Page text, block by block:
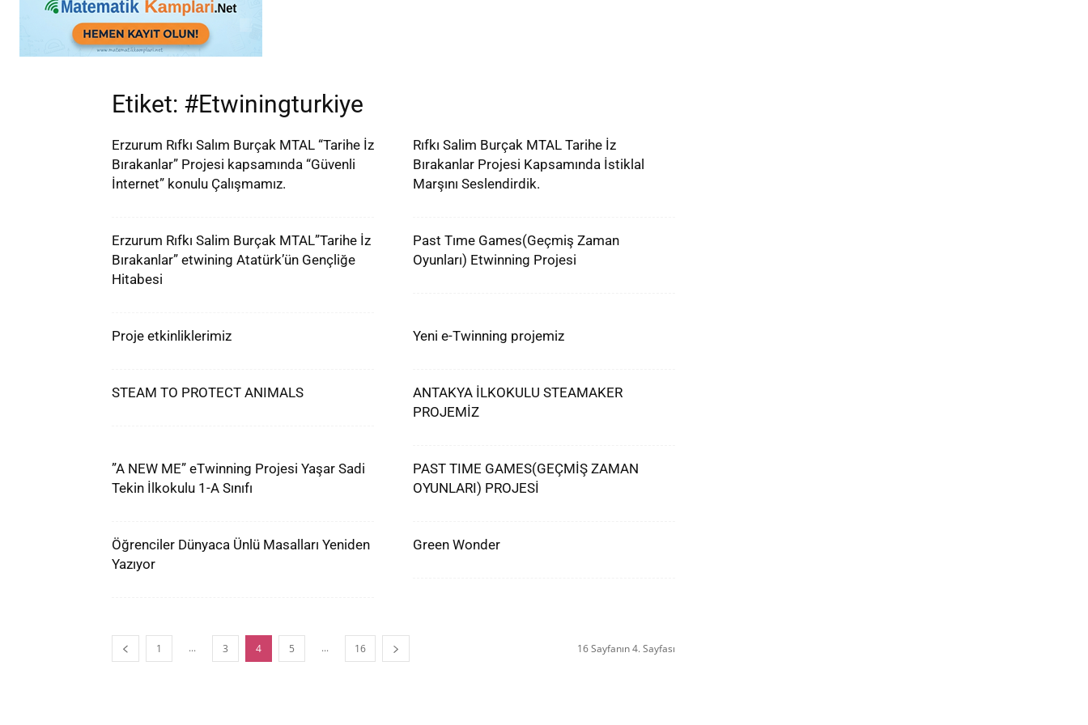
Etiket: #Etwiningturkiye
Erzurum Rıfkı Salım Burçak MTAL “Tarihe İz
Bırakanlar” Projesi kapsamında “Güvenli
İnternet” konulu Çalışmamız.
Rıfkı Salim Burçak MTAL Tarihe İz
Bırakanlar Projesi Kapsamında İstiklal
Marşını Seslendirdik.
Erzurum Rıfkı Salim Burçak MTAL”Tarihe İz
Bırakanlar” etwining Atatürk’ün Gençliğe
Hitabesi
Past Tıme Games(Geçmiş Zaman
Oyunları) Etwinning Projesi
Proje etkinliklerimiz Yeni e-Twinning projemiz
STEAM TO PROTECT ANIMALS
ANTAKYA İLKOKULU STEAMAKER
PROJEMİZ
”A NEW ME” eTwinning Projesi Yaşar Sadi
Tekin İlkokulu 1-A Sınıfı
PAST TIME GAMES(GEÇMİŞ ZAMAN
OYUNLARI) PROJESİ
Öğrenciler Dünyaca Ünlü Masalları Yeniden
Yazıyor
Green Wonder
1 ... 3 4 5 ... 16 16 Sayfanın 4. Sayfası